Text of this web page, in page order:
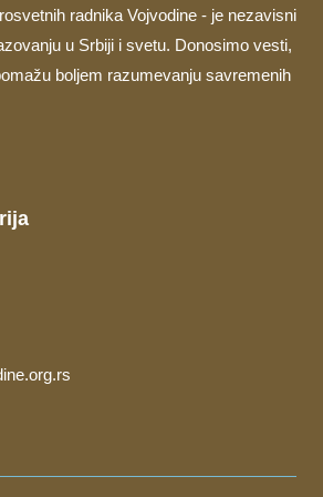
radnika Vojvodine - je nezavisni
u Srbiji i svetu. Donosimo vesti,
boljem razumevanju savremenih